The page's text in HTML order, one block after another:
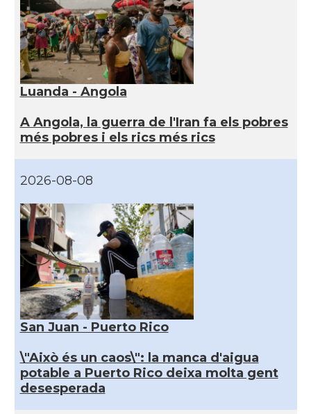
Luanda - Angola
A Angola, la guerra de l'Iran fa els pobres
més pobres i els rics més rics
2026-08-08
San Juan - Puerto Rico
\"Això és un caos\": la manca d'aigua
potable a Puerto Rico deixa molta gent
desesperada